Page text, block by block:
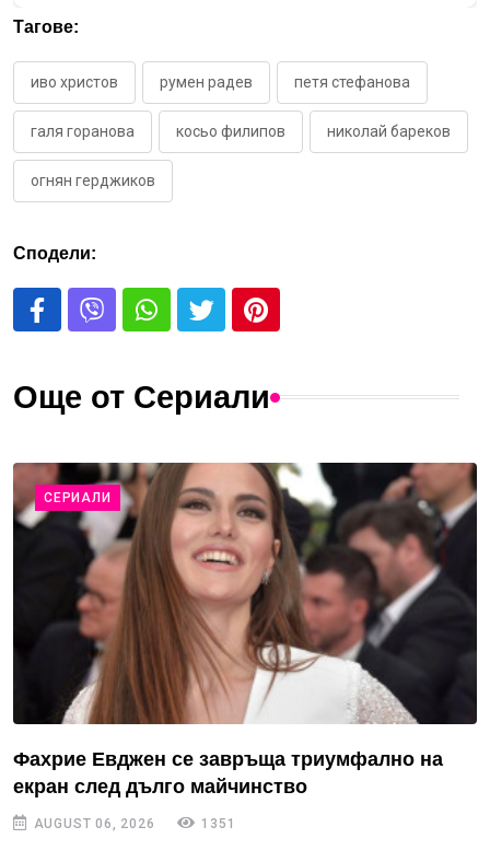
Тагове:
иво христов румен радев петя стефанова
галя горанова косьо филипов николай бареков
огнян герджиков
Сподели:
Още от Сериали
СЕРИАЛИ
Фахрие Евджен се завръща триумфално на
екран след дълго майчинство
AUGUST 06, 2026 1351